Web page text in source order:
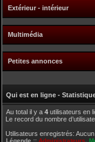
Extérieur - intérieur
Multimédia
Petites annonces
Qui est en ligne -
Au total il y a 4 utilisateurs en
Le record du nombre
Utilisateurs enregistrés:
Légende :: Administrateurs